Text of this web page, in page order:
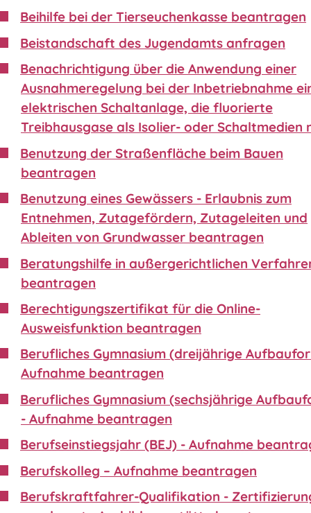
Beihilfe bei der Tierseuchenkasse beantragen
Beistandschaft des Jugendamts anfragen
Benachrichtigung über die Anwendung einer
Ausnahmeregelung bei der Inbetriebnahme
elektrischen Schaltanlage, die fluorierte
Treibhausgase als Isolier- oder Schaltmedien
Benutzung der Straßenfläche beim Bauen
beantragen
Benutzung eines Gewässers - Erlaubnis zum
Entnehmen, Zutagefördern, Zutageleiten und
Ableiten von Grundwasser beantragen
Beratungshilfe in außergerichtlichen
beantragen
Berechtigungszertifikat für die Online-
Ausweisfunktion beantragen
Berufliches Gymnasium (dreijährige
Aufnahme beantragen
Berufliches Gymnasium (sechsjährige
- Aufnahme beantragen
Berufseinstiegsjahr (BEJ) - Aufnahme
Berufskolleg – Aufnahme beantragen
Berufskraftfahrer-Qualifikation -